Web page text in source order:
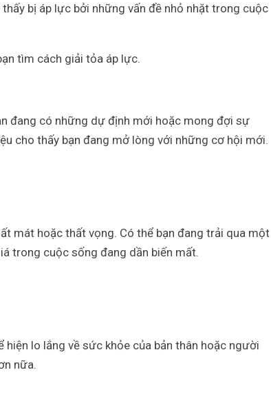
bị áp lực bởi những vấn đề nhỏ nhặt trong cuộc
tìm cách giải tỏa áp lực.
đang có những dự định mới hoặc mong đợi sự
cho thấy bạn đang mở lòng với những cơ hội mới.
mát hoặc thất vọng. Có thể bạn đang trải qua một
trong cuộc sống đang dần biến mất.
lo lắng về sức khỏe của bản thân hoặc người
nữa.